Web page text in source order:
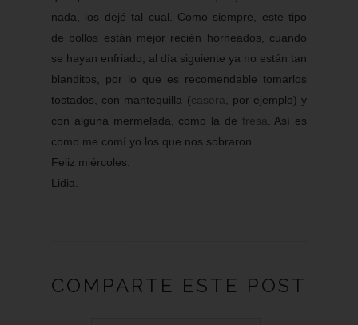
nada, los dejé tal cual. Como siempre, este tipo
de bollos están mejor recién horneados, cuando
se hayan enfriado, al día siguiente ya no están tan
blanditos, por lo que es recomendable tomarlos
tostados, con mantequilla (casera, por ejemplo) y
con alguna mermelada, como la de fresa. Así es
como me comí yo los que nos sobraron.
Feliz miércoles.
Lidia.
COMPARTE ESTE POST